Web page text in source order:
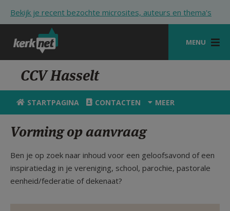
Bekijk je recent bezochte microsites, auteurs en thema's
MENU
STARTPAGINA
KERK
VIERINGEN
SHOP
ZOEKEN
HULP
CCV Hasselt
STARTPAGINA CONTACTEN MEER
Vorming op aanvraag
Ben je op zoek naar inhoud voor een geloofsavond of een
inspiratiedag in je vereniging, school, parochie, pastorale
eenheid/federatie of dekenaat?